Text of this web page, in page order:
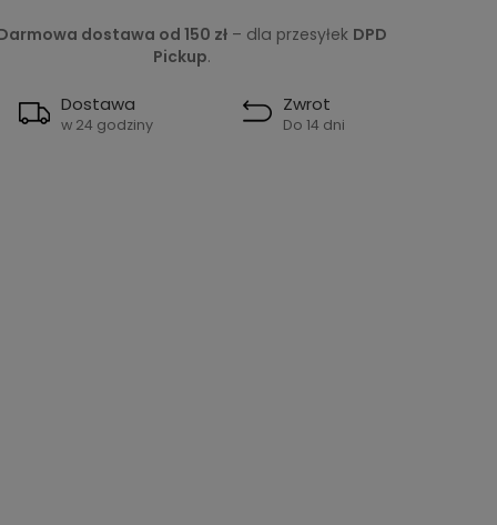
dostawa od 150 zł – dla przesyłek DPD
Pickup.
Dostawa
w 24 godziny
Zwrot
Do 14 dni